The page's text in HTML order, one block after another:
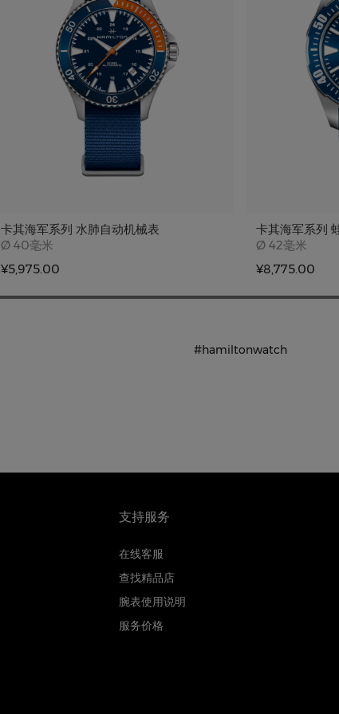
卡其海军系列 水肺自动机械表
Ø Case size
40毫米
¥5,975.00
卡其海军系列
Ø Case size
42毫米
¥8,775.00
#hamiltonwatch
支持服务
在线客服
查找精品店
腕表使用说明
服务价格